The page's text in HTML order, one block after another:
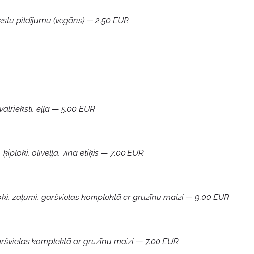
pildījumu (vegāns) — 2.50 EUR
eļļa — 5.00 EUR
olīveļļa, vīna etiķis — 7.00 EUR
zaļumi, garšvielas komplektā ar gruzīnu maizi — 9.00 EUR
komplektā ar gruzīnu maizi — 7.00 EUR